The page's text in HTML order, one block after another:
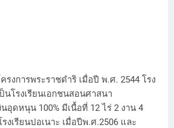
รงการพระราชดำริ เมื่อปี พ.ศ. 2544 โรง
นโรงเรียนเอกชนสอนศาสนา
อุดหนุน 100% มีเนื้อที่ 12 ไร่ 2 งาน 4
งเรียนปอเนาะ เมื่อปีพ.ศ.2506 และ